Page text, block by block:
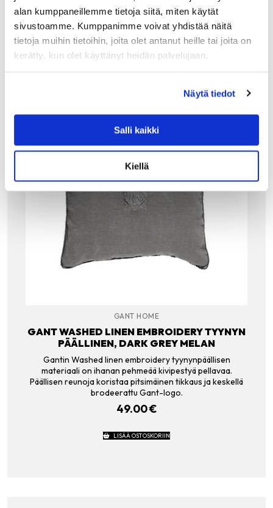
alan kumppaneillemme tietoja siitä, miten käytät
sivustoamme. Kumppanimme voivat yhdistää näitä
tietoja muihin tietoihin, joita olet antanut heille tai joita on
kerätty, kun olet käyttänyt heidän palvelujaan.
Näytä tiedot
Salli kaikki
Kiellä
Tutustu myös
GANT HOME
GANT WASHED LINEN EMBROIDERY TYYNYN
PÄÄLLINEN, DARK GREY MELAN
Gantin Washed linen embroidery tyynynpäällisen
materiaali on ihanan pehmeää kivipestyä pellavaa.
Päällisen reunoja koristaa pitsimäinen tikkaus ja keskellä
brodeerattu Gant-logo.
49.00€
LISÄÄ OSTOSKORIIN